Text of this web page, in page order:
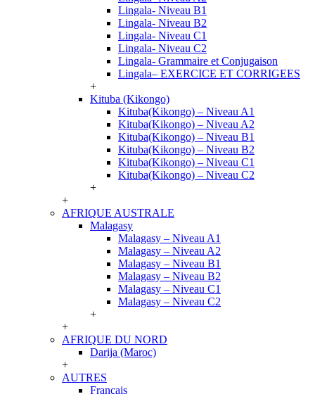
Lingala- Niveau B1
Lingala- Niveau B2
Lingala- Niveau C1
Lingala- Niveau C2
Lingala- Grammaire et Conjugaison
Lingala– EXERCICE ET CORRIGEES
+
Kituba (Kikongo)
Kituba(Kikongo) – Niveau A1
Kituba(Kikongo) – Niveau A2
Kituba(Kikongo) – Niveau B1
Kituba(Kikongo) – Niveau B2
Kituba(Kikongo) – Niveau C1
Kituba(Kikongo) – Niveau C2
+
+
AFRIQUE AUSTRALE
Malagasy
Malagasy – Niveau A1
Malagasy – Niveau A2
Malagasy – Niveau B1
Malagasy – Niveau B2
Malagasy – Niveau C1
Malagasy – Niveau C2
+
+
AFRIQUE DU NORD
Darija (Maroc)
+
AUTRES
Français